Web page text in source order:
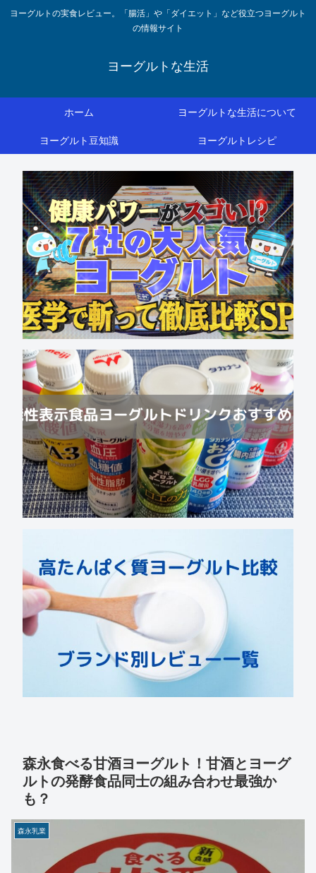
ヨーグルトの実食レビュー。「腸活」や「ダイエット」など役立つヨーグルト
の情報サイト
ヨーグルトな生活
ホーム
ヨーグルトな生活について
ヨーグルト豆知識
ヨーグルトレシピ
森永食べる甘酒ヨーグルト！甘酒とヨーグ
ルトの発酵食品同士の組み合わせ最強か
も？
森永乳業